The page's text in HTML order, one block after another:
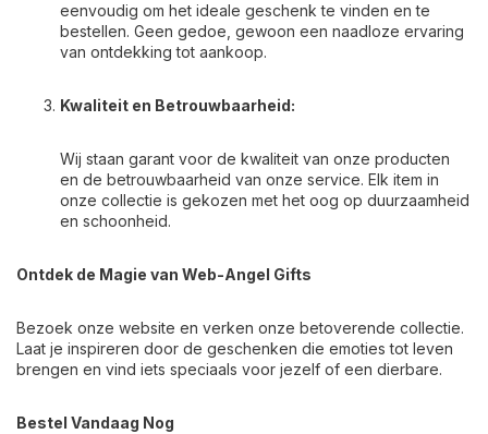
eenvoudig om het ideale geschenk te vinden en te
bestellen. Geen gedoe, gewoon een naadloze ervaring
van ontdekking tot aankoop.
Kwaliteit en Betrouwbaarheid:
Wij staan garant voor de kwaliteit van onze producten
en de betrouwbaarheid van onze service. Elk item in
onze collectie is gekozen met het oog op duurzaamheid
en schoonheid.
Ontdek de Magie van Web-Angel Gifts
Bezoek onze website en verken onze betoverende collectie.
Laat je inspireren door de geschenken die emoties tot leven
brengen en vind iets speciaals voor jezelf of een dierbare.
Bestel Vandaag Nog